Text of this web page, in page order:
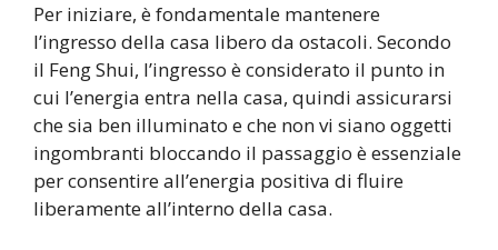
Per iniziare, è fondamentale mantenere
l’ingresso della casa libero da ostacoli. Secondo
il Feng Shui, l’ingresso è considerato il punto in
cui l’energia entra nella casa, quindi assicurarsi
che sia ben illuminato e che non vi siano oggetti
ingombranti bloccando il passaggio è essenziale
per consentire all’energia positiva di fluire
liberamente all’interno della casa.